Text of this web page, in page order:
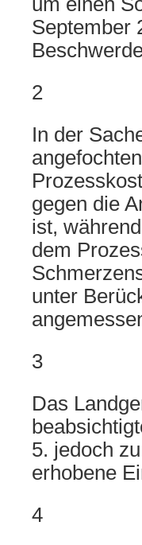
September
2
In der
gegen die
ist,
dem
unter
3
Das
5. jedoch
erhobene
4